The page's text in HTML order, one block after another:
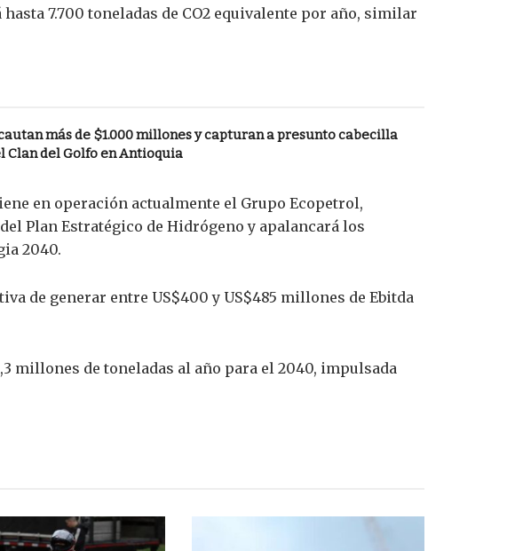
7.700 toneladas de CO2 equivalente por año, similar
más de $1.000 millones y capturan a presunto cabecilla
Clan del Golfo en Antioquia
en operación actualmente el Grupo Ecopetrol,
Plan Estratégico de Hidrógeno y apalancará los
2040.
de generar entre US$400 y US$485 millones de Ebitda
millones de toneladas al año para el 2040, impulsada